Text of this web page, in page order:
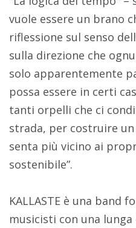
vuole essere un brano
riflessione sul senso
sulla direzione che
solo apparentemente
possa essere in certi
tanti orpelli che ci
strada, per costruire
senta più vicino ai
sostenibile”.
KALLASTE è una band
musicisti con una lunga